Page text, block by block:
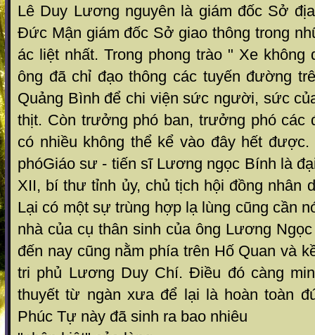
Lê Duy Lương nguyên là giám đốc Sở
Đức Mận giám đốc Sở giao thông trong
ác liệt nhất. Trong phong trào " Xe không
ông đã chỉ đạo thông các tuyến đường
Quảng Bình để chi viện sức người, sức
thịt. Còn trưởng phó ban, trưởng phó các
có nhiều không thể kể vào đây hết
phóGiáo sư - tiến sĩ Lương ngọc Bính là
XII, bí thư tỉnh ủy, chủ tịch hội đồng nhân
Lại có một sự trùng hợp lạ lùng cũng cần
nhà của cụ thân sinh của ông Lương
đến nay cũng nằm phía trên Hố Quan và
tri phủ Lương Duy Chí. Điều đó càng
thuyết từ ngàn xưa để lại là hoàn toàn
Phúc Tự này đã sinh ra bao nhiêu